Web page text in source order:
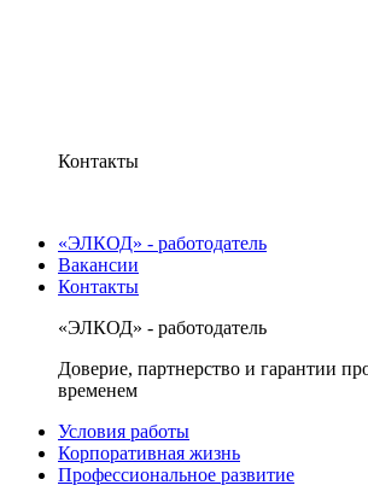
Контакты
«ЭЛКОД» - работодатель
Вакансии
Контакты
«ЭЛКОД» - работодатель
Доверие, партнерство и гарантии
временем
Условия работы
Корпоративная жизнь
Профессиональное развитие